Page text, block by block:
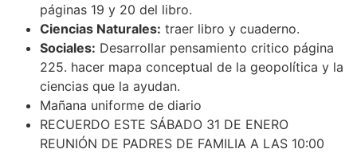
páginas 19 y 20 del libro.
Ciencias Naturales: traer libro y cuaderno.
Sociales: Desarrollar pensamiento critico página
225. hacer mapa conceptual de la geopolítica y la
ciencias que la ayudan.
Mañana uniforme de diario
RECUERDO ESTE SÁBADO 31 DE ENERO
REUNIÓN DE PADRES DE FAMILIA A LAS 10:00